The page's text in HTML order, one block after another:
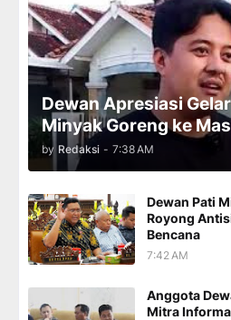
Dewan Apresiasi
Minyak Goreng ke
by Redaksi - 7:38 AM
Dewan Pati
Royong
Bencana
7:42 AM
Anggota
Mitra